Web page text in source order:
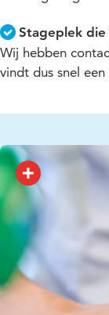
Stageplek
Wij hebben
vindt dus snel